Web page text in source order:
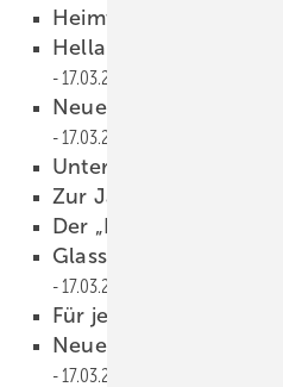
Heimtextil Summer
Hella in Kooperation
17.03.2022
Neue VSG-Fertigung
17.03.2022
Unter einer Flagge
Zur Jahrhundert-
Der „Klartext“ 2022 ist
GlassFORM.ai: zur
17.03.2022
Für jeden Einsatz
Neuer Geschäftsführer
17.03.2022